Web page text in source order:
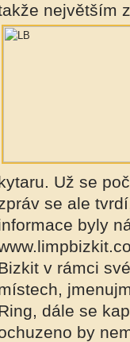
největším
Už se
se ale
byly
v rámci
dále se
by